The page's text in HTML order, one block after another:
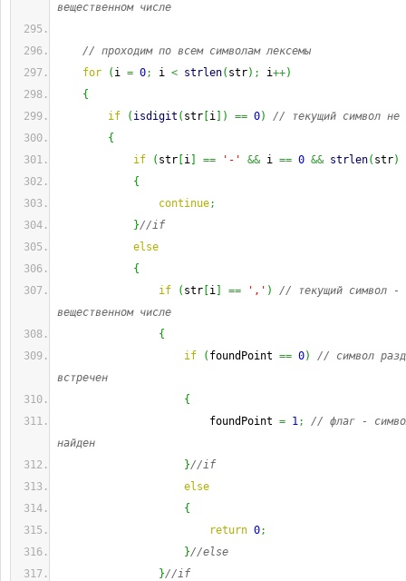
вещественном числе
// проходим по всем символам лексемы
for
( i = 0; i < strlen( str) ; i++)
{
if
( isdigit ( str i ) == 0)
// текущий символ не
{
if
( str i == '-' && i == 0 && strlen( str)
{
continue;
}//if
else
{
if
( str i == ',' )
// текущий символ -
вещественном числе
{
if
( foundPoint == 0)
// символ
встречен
{
foundPoint = 1;
// флаг -
найден
}//if
else
{
return 0;
}//else
}//if